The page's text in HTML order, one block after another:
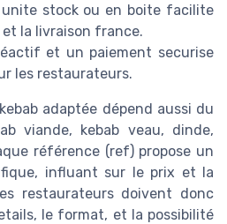
stock ou en boite facilite
la livraison france.
et un paiement securise
les restaurateurs.
adaptée dépend aussi du
viande, kebab veau, dinde,
référence (ref) propose un
influant sur le prix et la
restaurateurs doivent donc
le format, et la possibilité